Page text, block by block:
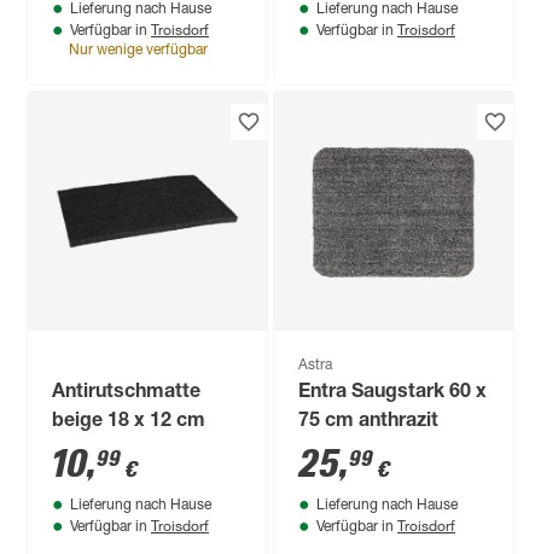
Lieferung nach Hause
Verfügbar in Troisdorf
Nur wenige verfügbar
Lieferung nach Hause
Verfügbar in Troisdorf
Antirutschmatte
beige 18 x 12 cm
10,99 €
Lieferung nach Hause
Verfügbar in Troisdorf
Astra
Entra Saugstark 60 x
75 cm anthrazit
25,99 €
Lieferung nach Hause
Verfügbar in Troisdorf